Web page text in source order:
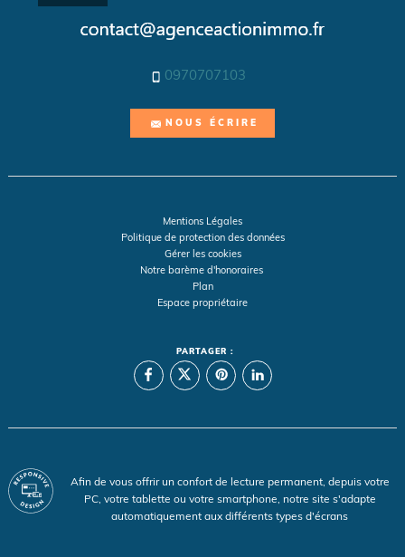
0970707103
NOUS ÉCRIRE
Mentions Légales
Politique de protection des données
Gérer les cookies
Notre barème d'honoraires
Plan
Espace propriétaire
PARTAGER :
Afin de vous offrir un confort de lecture permanent, depuis votre
PC, votre tablette ou votre smartphone, notre site s'adapte
automatiquement aux différents types d'écrans